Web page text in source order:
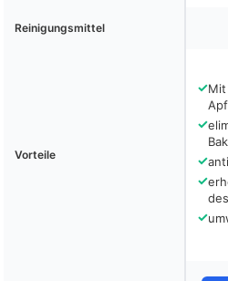
Reinigungsmittel
Vorteile
✓
✓
✓
✓
✓